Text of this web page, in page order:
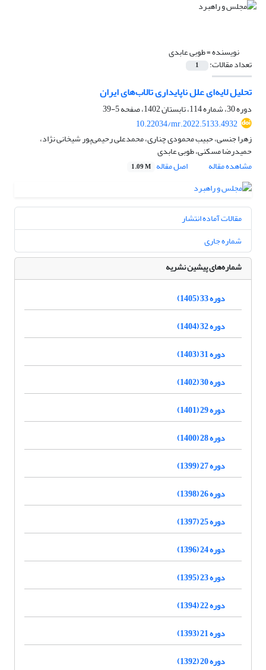
نویسنده =طوبی عابدی
تعداد مقالات: 1
تحلیل لایه‌ای علل ناپایداری تالاب‌های ایران
دوره 30، شماره 114، تابستان 1402، صفحه
5-39
10.22034/mr.2022.5133.4932
زهرا جنسی، حبیب محمودی چناری، محمد‌علی رحیمی‌پور شیخانی نژاد،
حمیدرضا مسکنی، طوبی عابدی
مشاهده مقاله
اصل مقاله 1.09 M
مقالات آماده انتشار
شماره جاری
شماره‌های پیشین نشریه
دوره 33 (1405)
دوره 32 (1404)
دوره 31 (1403)
دوره 30 (1402)
دوره 29 (1401)
دوره 28 (1400)
دوره 27 (1399)
دوره 26 (1398)
دوره 25 (1397)
دوره 24 (1396)
دوره 23 (1395)
دوره 22 (1394)
دوره 21 (1393)
دوره 20 (1392)